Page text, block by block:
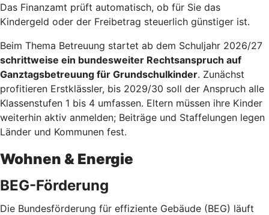
Das Finanzamt prüft automatisch, ob für Sie das
Kindergeld oder der Freibetrag steuerlich günstiger ist.
Beim Thema Betreuung startet ab dem Schuljahr 2026/27
schrittweise ein bundesweiter Rechtsanspruch auf
Ganztagsbetreuung für Grundschulkinder. Zunächst
profitieren Erstklässler, bis 2029/30 soll der Anspruch alle
Klassenstufen 1 bis 4 umfassen. Eltern müssen ihre Kinder
weiterhin aktiv anmelden; Beiträge und Staffelungen legen
Länder und Kommunen fest.
Wohnen & Energie
BEG-Förderung
Die Bundesförderung für effiziente Gebäude (BEG) läuft